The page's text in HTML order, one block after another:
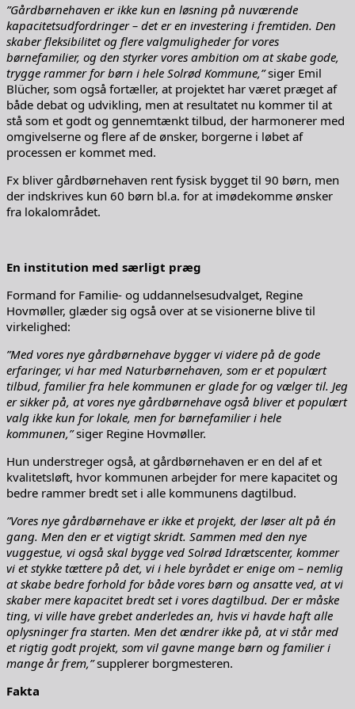
”Gårdbørnehaven er ikke kun en løsning på nuværende
kapacitetsudfordringer – det er en investering i fremtiden. Den
skaber fleksibilitet og flere valgmuligheder for vores
børnefamilier, og den styrker vores ambition om at skabe gode,
trygge rammer for børn i hele Solrød Kommune,”siger Emil
Blücher, som også fortæller, at projektet har været præget af
både debat og udvikling, men at resultatet nu kommer til at
stå som et godt og gennemtænkt tilbud, der harmonerer med
omgivelserne og flere af de ønsker, borgerne i løbet af
processen er kommet med.
Fx bliver gårdbørnehaven rent fysisk bygget til 90 børn, men
der indskrives kun 60 børn bl.a. for at imødekomme ønsker
fra lokalområdet.
En institution med særligt præg
Formand for Familie- og uddannelsesudvalget, Regine
Hovmøller, glæder sig også over at se visionerne blive til
virkelighed:
”Med vores nye gårdbørnehave bygger vi videre på de gode
erfaringer, vi har med Naturbørnehaven, som er et populært
tilbud, familier fra hele kommunen er glade for og vælger til. Jeg
er sikker på, at vores nye gårdbørnehave også bliver et populært
valg ikke kun for lokale, men for børnefamilier i hele
kommunen,”siger Regine Hovmøller.
Hun understreger også, at gårdbørnehaven er en del af et
kvalitetsløft, hvor kommunen arbejder for mere kapacitet og
bedre rammer bredt set i alle kommunens dagtilbud.
”Vores nye gårdbørnehave er ikke et projekt, der løser alt på én
gang. Men den er et vigtigt skridt. Sammen med den nye
vuggestue, vi også skal bygge ved Solrød Idrætscenter, kommer
vi et stykke tættere på det, vi i hele byrådet er enige om – nemlig
at skabe bedre forhold for både vores børn og ansatte ved, at vi
skaber mere kapacitet bredt set i vores dagtilbud. Der er måske
ting, vi ville have grebet anderledes an, hvis vi havde haft alle
oplysninger fra starten. Men det ændrer ikke på, at vi står med
et rigtig godt projekt, som vil gavne mange børn og familier i
mange år frem,”supplerer borgmesteren.
Fakta